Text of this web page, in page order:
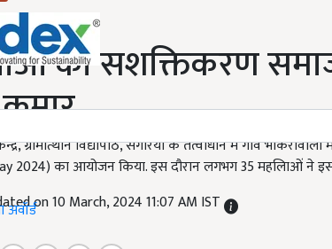
का सशक्तिकरण
ग्रामोत्थान विद्यापीठ, संगरिया के तत्वाधान में गांव
2024) का आयोजन किया. इस दौरान लगभग 35 महलिाओं ने इस
on 10 March, 2024 11:07 AM IST